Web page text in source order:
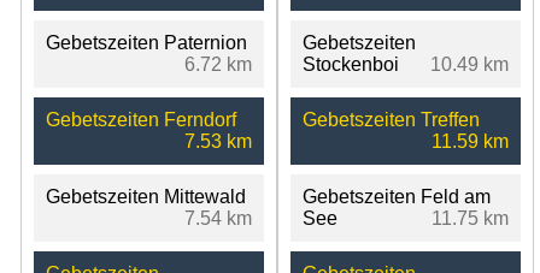
Gebetszeiten Paternion
6.72 km
Gebetszeiten Ferndorf
7.53 km
Gebetszeiten Mittewald
7.54 km
Gebetszeiten
Stockenboi
10.49 km
Gebetszeiten Treffen
11.59 km
Gebetszeiten Feld am
See
11.75 km